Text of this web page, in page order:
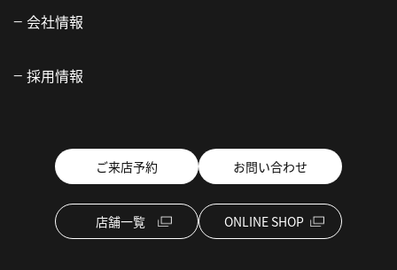
会社情報
採用情報
ご来店予約 お問い合わせ
店舗一覧 ONLINE SHOP